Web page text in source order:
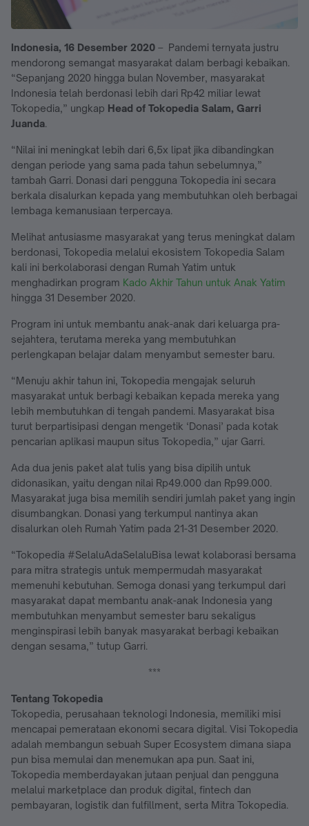
Indonesia, 16 Desember 2020 – Pandemi ternyata justru
mendorong semangat masyarakat dalam berbagi kebaikan.
“Sepanjang 2020 hingga bulan November, masyarakat
Indonesia telah berdonasi lebih dari Rp42 miliar lewat
Tokopedia,” ungkap Head of Tokopedia Salam, Garri
Juanda.
“Nilai ini meningkat lebih dari 6,5x lipat jika dibandingkan
dengan periode yang sama pada tahun sebelumnya,”
tambah Garri. Donasi dari pengguna Tokopedia ini secara
berkala disalurkan kepada yang membutuhkan oleh berbagai
lembaga kemanusiaan terpercaya.
Melihat antusiasme masyarakat yang terus meningkat dalam
berdonasi, Tokopedia melalui ekosistem Tokopedia Salam
kali ini berkolaborasi dengan Rumah Yatim untuk
menghadirkan program Kado Akhir Tahun untuk Anak Yatim
hingga 31 Desember 2020.
Program ini untuk membantu anak-anak dari keluarga pra-
sejahtera, terutama mereka yang membutuhkan
perlengkapan belajar dalam menyambut semester baru.
“Menuju akhir tahun ini, Tokopedia mengajak seluruh
masyarakat untuk berbagi kebaikan kepada mereka yang
lebih membutuhkan di tengah pandemi. Masyarakat bisa
turut berpartisipasi dengan mengetik ‘Donasi’ pada kotak
pencarian aplikasi maupun situs Tokopedia,” ujar Garri.
Ada dua jenis paket alat tulis yang bisa dipilih untuk
didonasikan, yaitu dengan nilai Rp49.000 dan Rp99.000.
Masyarakat juga bisa memilih sendiri jumlah paket yang ingin
disumbangkan. Donasi yang terkumpul nantinya akan
disalurkan oleh Rumah Yatim pada 21-31 Desember 2020.
“Tokopedia #SelaluAdaSelaluBisa lewat kolaborasi bersama
para mitra strategis untuk mempermudah masyarakat
memenuhi kebutuhan. Semoga donasi yang terkumpul dari
masyarakat dapat membantu anak-anak Indonesia yang
membutuhkan menyambut semester baru sekaligus
menginspirasi lebih banyak masyarakat berbagi kebaikan
dengan sesama,” tutup Garri.
***
Tentang Tokopedia
Tokopedia, perusahaan teknologi Indonesia, memiliki misi
mencapai pemerataan ekonomi secara digital. Visi Tokopedia
adalah membangun sebuah Super Ecosystem dimana siapa
pun bisa memulai dan menemukan apa pun. Saat ini,
Tokopedia memberdayakan jutaan penjual dan pengguna
melalui marketplace dan produk digital, fintech dan
pembayaran, logistik dan fulfillment, serta Mitra Tokopedia.